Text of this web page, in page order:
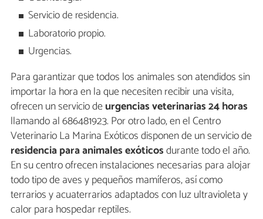
Servicio de residencia.
Laboratorio propio.
Urgencias.
Para garantizar que todos los animales son atendidos sin
importar la hora en la que necesiten recibir una visita,
ofrecen un servicio deurgencias veterinarias 24 horas
llamando al 686481923. Por otro lado, en el Centro
Veterinario La Marina Exóticos disponen de un servicio de
residencia para animales exóticosdurante todo el año.
En su centro ofrecen instalaciones necesarias para alojar
todo tipo de aves y pequeños mamíferos, así como
terrarios y acuaterrarios adaptados con luz ultravioleta y
calor para hospedar reptiles.